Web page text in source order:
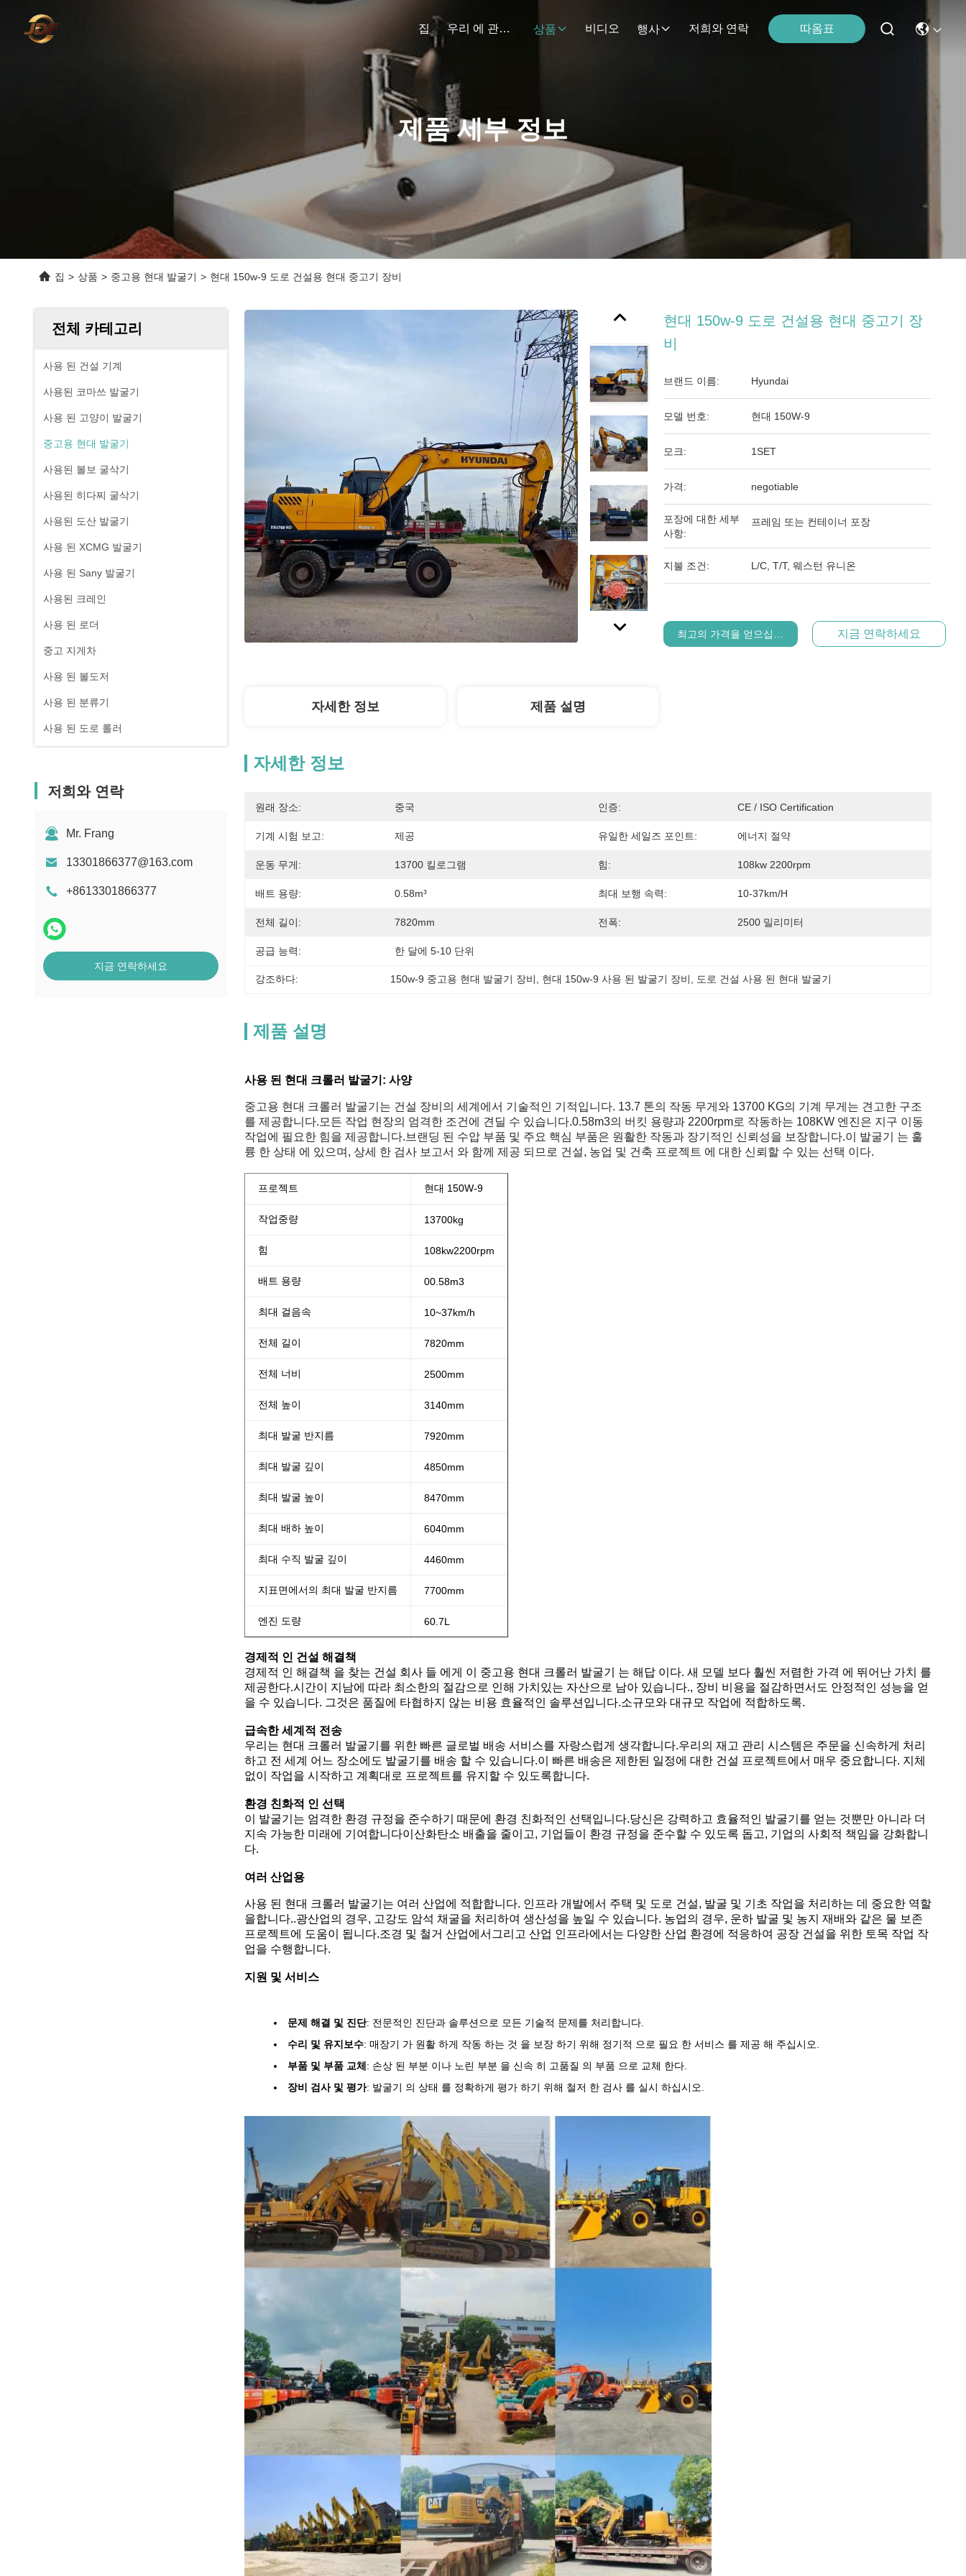
집 우리 에 관한 것 상품 비디오 행사 저희와 연락 따옴표
제품 세부 정보
집 > 상품 > 중고용 현대 발굴기 > 현대 150w-9 도로 건설용 현대 중고기 장비
전체 카테고리
사용 된 건설 기계
사용된 코마쓰 발굴기
사용 된 고양이 발굴기
중고용 현대 발굴기
사용된 볼보 굴삭기
사용된 히다찌 굴삭기
사용된 도산 발굴기
사용 된 XCMG 발굴기
사용 된 Sany 발굴기
사용된 크레인
사용 된 로더
중고 지게차
사용 된 볼도저
사용 된 분류기
사용 된 도로 롤러
저희와 연락
Mr. Frang
13301866377@163.com
+8613301866377
지금 연락하세요
현대 150w-9 도로 건설용 현대 중고기 장
비
브랜드 이름: Hyundai
모델 번호: 현대 150W-9
모크: 1SET
가격: negotiable
포장에 대한 세부
사항:
프레임 또는 컨테이너 포장
지불 조건: L/C, T/T, 웨스턴 유니온
최고의 가격을 얻으십시오 지금 연락하세요
자세한 정보 제품 설명
자세한 정보
원래 장소: 중국 인증: CE / ISO Certification
기계 시험 보고: 제공 유일한 세일즈 포인트: 에너지 절약
운동 무게: 13700 킬로그램 힘: 108kw 2200rpm
배트 용량: 0.58m³ 최대 보행 속력: 10-37km/h
전체 길이: 7820mm 전폭: 2500 밀리미터
공급 능력: 한 달에 5-10 단위
강조하다: 150w-9 중고용 현대 발굴기 장비 현대 150w-9 사용 된 발굴기 장비 도로 건설 사용 된 현대 발굴기
제품 설명
사용 된 현대 크롤러 발굴기: 사양
중고용 현대 크롤러 발굴기는 건설 장비의 세계에서 기술적인 기적입니다. 13.7 톤의 작동 무게와 13700 KG의 기계 무게는 견고한 구조
를 제공합니다.모든 작업 현장의 엄격한 조건에 견딜 수 있습니다.0.58m3의 버킷 용량과 2200rpm로 작동하는 108KW 엔진은 지구 이동
작업에 필요한 힘을 제공합니다.브랜딩 된 수압 부품 및 주요 핵심 부품은 원활한 작동과 장기적인 신뢰성을 보장합니다.이 발굴기 는 훌
륭 한 상태 에 있으며, 상세 한 검사 보고서 와 함께 제공 되므로 건설, 농업 및 건축 프로젝트 에 대한 신뢰할 수 있는 선택 이다.
프로젝트 현대 150W-9
작업중량 13700kg
힘 108kw2200rpm
배트 용량 00.58m3
최대 걸음속 10~37km/h
전체 길이 7820mm
전체 너비 2500mm
전체 높이 3140mm
최대 발굴 반지름 7920mm
최대 발굴 깊이 4850mm
최대 발굴 높이 8470mm
최대 배하 높이 6040mm
최대 수직 발굴 깊이 4460mm
지표면에서의 최대 발굴 반지름 7700mm
엔진 도량 60.7L
경제적 인 건설 해결책
경제적 인 해결책 을 찾는 건설 회사 들 에게 이 중고용 현대 크롤러 발굴기 는 해답 이다. 새 모델 보다 훨씬 저렴한 가격 에 뛰어난 가치 를
제공한다.시간이 지남에 따라 최소한의 절감으로 인해 가치있는 자산으로 남아 있습니다., 장비 비용을 절감하면서도 안정적인 성능을 얻
을 수 있습니다. 그것은 품질에 타협하지 않는 비용 효율적인 솔루션입니다.소규모와 대규모 작업에 적합하도록.
급속한 세계적 전송
우리는 현대 크롤러 발굴기를 위한 빠른 글로벌 배송 서비스를 자랑스럽게 생각합니다.우리의 재고 관리 시스템은 주문을 신속하게 처리
하고 전 세계 어느 장소에도 발굴기를 배송 할 수 있습니다.이 빠른 배송은 제한된 일정에 대한 건설 프로젝트에서 매우 중요합니다. 지체
없이 작업을 시작하고 계획대로 프로젝트를 유지할 수 있도록합니다.
환경 친화적 인 선택
이 발굴기는 엄격한 환경 규정을 준수하기 때문에 환경 친화적인 선택입니다.당신은 강력하고 효율적인 발굴기를 얻는 것뿐만 아니라 더
지속 가능한 미래에 기여합니다이산화탄소 배출을 줄이고, 기업들이 환경 규정을 준수할 수 있도록 돕고, 기업의 사회적 책임을 강화합니
다.
여러 산업용
사용 된 현대 크롤러 발굴기는 여러 산업에 적합합니다. 인프라 개발에서 주택 및 도로 건설, 발굴 및 기초 작업을 처리하는 데 중요한 역할
을합니다..광산업의 경우, 고강도 암석 채굴을 처리하여 생산성을 높일 수 있습니다. 농업의 경우, 운하 발굴 및 농지 재배와 같은 물 보존
프로젝트에 도움이 됩니다.조경 및 철거 산업에서그리고 산업 인프라에서는 다양한 산업 환경에 적응하여 공장 건설을 위한 토목 작업 작
업을 수행합니다.
지원 및 서비스
문제 해결 및 진단: 전문적인 진단과 솔루션으로 모든 기술적 문제를 처리합니다.
수리 및 유지보수: 매장기 가 원활 하게 작동 하는 것 을 보장 하기 위해 정기적 으로 필요 한 서비스 를 제공 해 주십시오.
부품 및 부품 교체 : 손상 된 부분 이나 노린 부분 을 신속 히 고품질 의 부품 으로 교체 한다.
장비 검사 및 평가: 발굴기 의 상태 를 정확하게 평가 하기 위해 철저 한 검사 를 실시 하십시오.